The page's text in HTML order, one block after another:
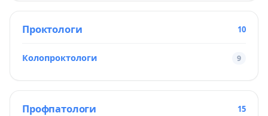
Проктологи 10
Колопроктологи 9
Профпатологи 15